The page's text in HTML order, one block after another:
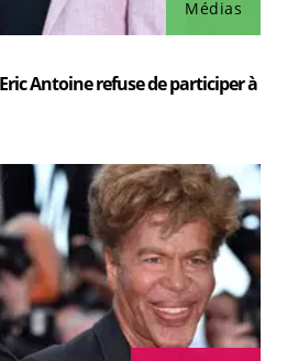
Médias
Antoine refuse de participer à